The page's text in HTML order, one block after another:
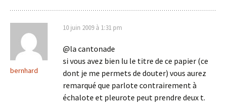
bernhard
10 juin 2009 à 1:31 pm
@la cantonade
si vous avez bien lu le titre de ce papier (ce
dont je me permets de douter) vous aurez
remarqué que parlote contrairement à
échalote et pleurote peut prendre deux t.